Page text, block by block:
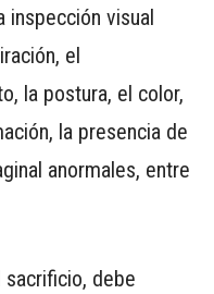
inspección visual
el
la postura, el color,
la presencia de
anormales, entre
sacrificio, debe